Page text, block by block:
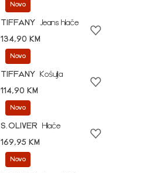
Novo
TIFFANY
Jeans hlače
134,90 KM
Novo
TIFFANY
Košulja
114,90 KM
Novo
S.OLIVER
Hlače
169,95 KM
Novo